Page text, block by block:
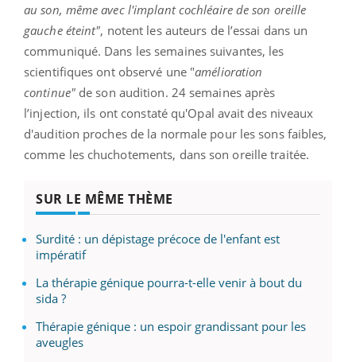
au son, même avec l'implant cochléaire de son oreille
gauche éteint", notent les auteurs de l’essai dans un
communiqué. Dans les semaines suivantes, les
scientifiques ont observé une "amélioration
continue"de son audition. 24 semaines après
l’injection, ils ont constaté qu'Opal avait des niveaux
d'audition proches de la normale pour les sons faibles,
comme les chuchotements, dans son oreille traitée.
SUR LE MÊME THÈME
Surdité : un dépistage précoce de l'enfant est
impératif
La thérapie génique pourra-t-elle venir à bout du
sida ?
Thérapie génique : un espoir grandissant pour les
aveugles